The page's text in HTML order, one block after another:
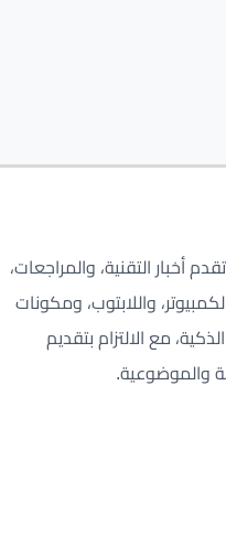
أخبار التقنية، والمراجعات،
واللابتوب، ومكونات
مع الالتزام بتقديم
والموضوعية.